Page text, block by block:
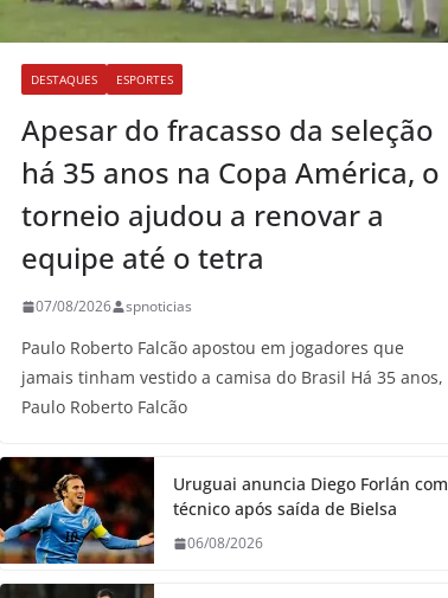
DESTAQUES ESPORTES
Apesar do fracasso da seleção
há 35 anos na Copa América, o
torneio ajudou a renovar a
equipe até o tetra
07/08/2026 spnoticias
Paulo Roberto Falcão apostou em jogadores que
jamais tinham vestido a camisa do Brasil Há 35 anos,
Paulo Roberto Falcão
Uruguai anuncia Diego Forlán
técnico após saída de Bielsa
06/08/2026